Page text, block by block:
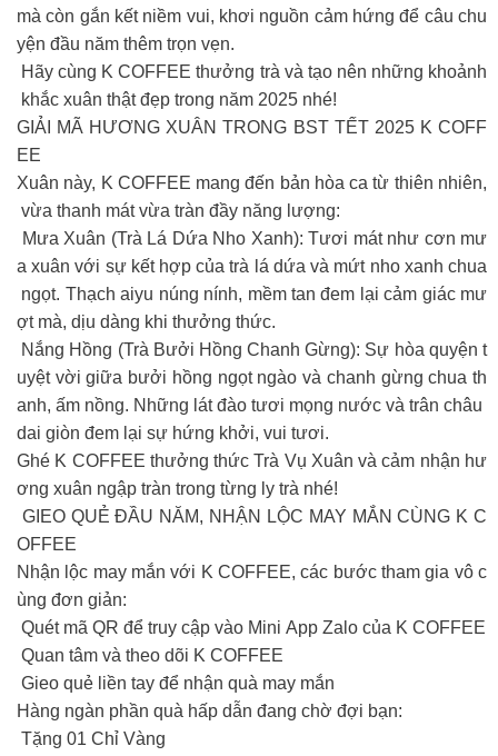
mà còn gắn kết niềm vui, khơi nguồn cảm hứng để câu chu
yện đầu năm thêm trọn vẹn.
Hãy cùng K COFFEE thưởng trà và tạo nên những khoảnh
khắc xuân thật đẹp trong năm 2025 nhé!
GIẢI MÃ HƯƠNG XUÂN TRONG BST TẾT 2025 K COFF
EE
Xuân này, K COFFEE mang đến bản hòa ca từ thiên nhiên,
vừa thanh mát vừa tràn đầy năng lượng:
Mưa Xuân (Trà Lá Dứa Nho Xanh): Tươi mát như cơn mư
a xuân với sự kết hợp của trà lá dứa và mứt nho xanh chua
ngọt. Thạch aiyu núng nính, mềm tan đem lại cảm giác mư
ợt mà, dịu dàng khi thưởng thức.
Nắng Hồng (Trà Bưởi Hồng Chanh Gừng): Sự hòa quyện t
uyệt vời giữa bưởi hồng ngọt ngào và chanh gừng chua th
anh, ấm nồng. Những lát đào tươi mọng nước và trân châu
dai giòn đem lại sự hứng khởi, vui tươi.
Ghé K COFFEE thưởng thức Trà Vụ Xuân và cảm nhận hư
ơng xuân ngập tràn trong từng ly trà nhé!
GIEO QUẺ ĐẦU NĂM, NHẬN LỘC MAY MẮN CÙNG K C
OFFEE
Nhận lộc may mắn với K COFFEE, các bước tham gia vô c
ùng đơn giản:
Quét mã QR để truy cập vào Mini App Zalo của K COFFEE
Quan tâm và theo dõi K COFFEE
Gieo quẻ liền tay để nhận quà may mắn
Hàng ngàn phần quà hấp dẫn đang chờ đợi bạn:
Tặng 01 Chỉ Vàng